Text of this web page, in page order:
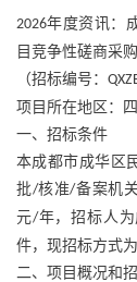
2026年度资讯：
目竞争性磋商采
（招标编号：
项目所在地区：
一、招标条件
本成都市成华区
批/核准/备案机
元/年，招标人
件，现招标方式
二、项目概况和